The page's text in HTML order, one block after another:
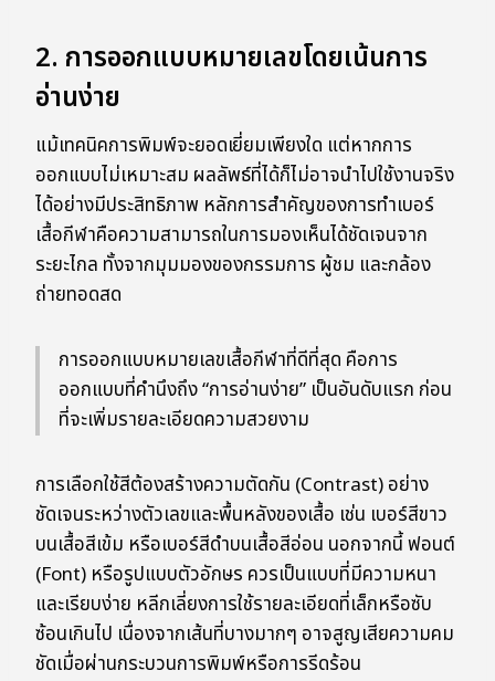
2. การออกแบบหมายเลขโดยเน้นการ
อ่านง่าย
แม้เทคนิคการพิมพ์จะยอดเยี่ยมเพียงใด แต่หากการ
ออกแบบไม่เหมาะสม ผลลัพธ์ที่ได้ก็ไม่อาจนำไปใช้งานจริง
ได้อย่างมีประสิทธิภาพ หลักการสำคัญของการทำเบอร์
เสื้อกีฬาคือความสามารถในการมองเห็นได้ชัดเจนจาก
ระยะไกล ทั้งจากมุมมองของกรรมการ ผู้ชม และกล้อง
ถ่ายทอดสด
การออกแบบหมายเลขเสื้อกีฬาที่ดีที่สุด คือการ
ออกแบบที่คำนึงถึง “การอ่านง่าย” เป็นอันดับแรก ก่อน
ที่จะเพิ่มรายละเอียดความสวยงาม
การเลือกใช้สีต้องสร้างความตัดกัน (Contrast) อย่าง
ชัดเจนระหว่างตัวเลขและพื้นหลังของเสื้อ เช่น เบอร์สีขาว
บนเสื้อสีเข้ม หรือเบอร์สีดำบนเสื้อสีอ่อน นอกจากนี้ ฟอนต์
(Font) หรือรูปแบบตัวอักษร ควรเป็นแบบที่มีความหนา
และเรียบง่าย หลีกเลี่ยงการใช้รายละเอียดที่เล็กหรือซับ
ซ้อนเกินไป เนื่องจากเส้นที่บางมากๆ อาจสูญเสียความคม
ชัดเมื่อผ่านกระบวนการพิมพ์หรือการรีดร้อน